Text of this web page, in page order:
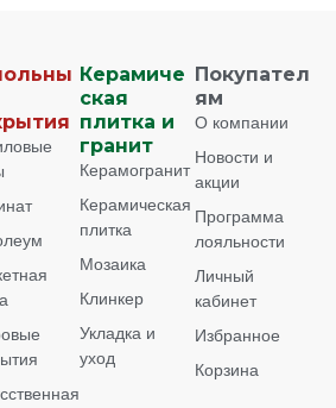
Керамиче
ская
плитка и
гранит
Керамогранит
Керамическая
плитка
Мозаика
Клинкер
Укладка и
уход
Покупател
ям
О компании
Новости и
акции
Программа
лояльности
Личный
кабинет
Избранное
Корзина